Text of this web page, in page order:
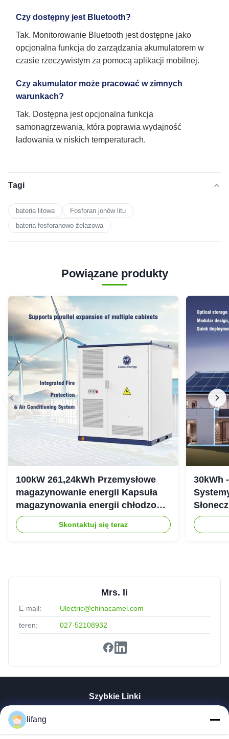
Czy dostępny jest Bluetooth?
Tak. Monitorowanie Bluetooth jest dostępne jako
opcjonalna funkcja do zarządzania akumulatorem w
czasie rzeczywistym za pomocą aplikacji mobilnej.
Czy akumulator może pracować w zimnych
warunkach?
Tak. Dostępna jest opcjonalna funkcja
samonagrzewania, która poprawia wydajność
ładowania w niskich temperaturach.
Tagi
bateria litowa
Fosforan jonów litu
bateria fosforanowo-żelazowa
Powiązane produkty
100kW 261,24kWh Przemysłowe
magazynowanie energii Kapsuła
magazynowania energii chłodzonej
cieczą IP54
Skontaktuj się teraz
30kWh
Mrs. li
E-mail: Ulectric@chinacamel.com
teren: 027-52108932
Szybkie Linki
lifang